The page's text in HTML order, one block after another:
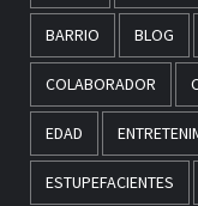
BARRIO BLOG
COLABORADOR
EDAD
ESTUPEFACIENTES